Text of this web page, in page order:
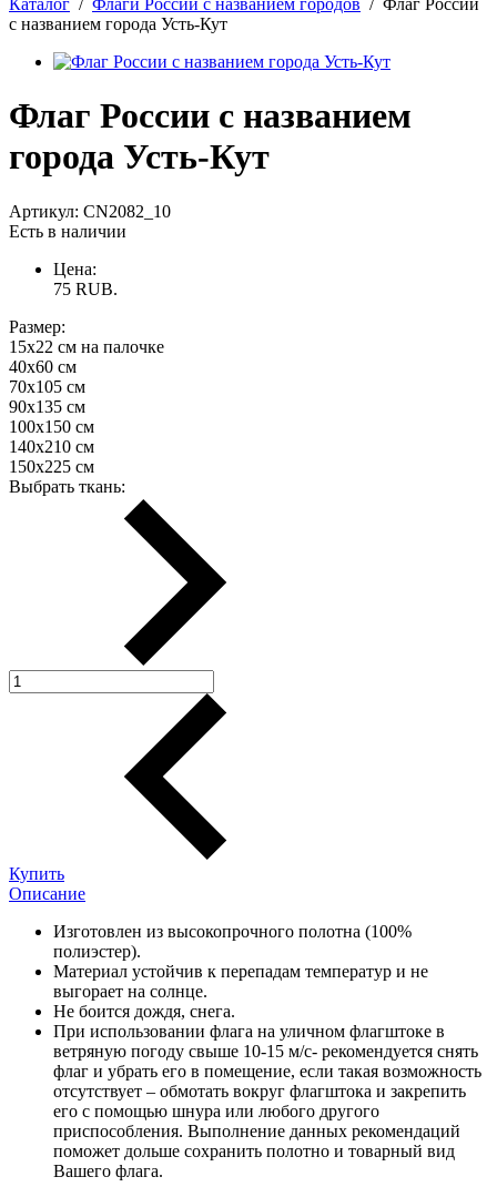
Каталог / Флаги России с названием городов / Флаг России
с названием города Усть-Кут
Флаг России с названием
города Усть-Кут
Артикул: CN2082_10
Есть в наличии
Цена:
75 RUB.
Размер:
15х22 см на палочке
40х60 см
70х105 см
90х135 см
100х150 см
140х210 см
150х225 см
Выбрать ткань:
Купить
Описание
Изготовлен из высокопрочного полотна (100%
полиэстер).
Материал устойчив к перепадам температур и не
выгорает на солнце.
Не боится дождя, снега.
При использовании флага на уличном флагштоке в
ветряную погоду свыше 10-15 м/с- рекомендуется снять
флаг и убрать его в помещение, если такая возможность
отсутствует – обмотать вокруг флагштока и закрепить
его с помощью шнура или любого другого
приспособления. Выполнение данных рекомендаций
поможет дольше сохранить полотно и товарный вид
Вашего флага.